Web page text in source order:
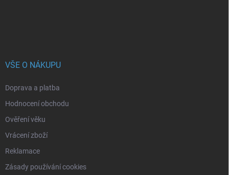
VŠE O NÁKUPU
Doprava a platba
Hodnocení obchodu
Ověření věku
Vrácení zboží
Reklamace
Zásady používání cookies